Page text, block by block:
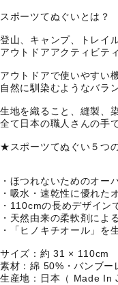
スポーツてぬぐいとは？
登山、キャンプ、トレイ
アウトドアアクティビテ
アウトドアで使いやすい
自然に馴染むようなバラ
生地を織ること、縫製、
全て日本の職人さんの手
★スポーツてぬぐい５つ
・ほつれないためのオー
・吸水・速乾性に優れた
・110cmの長めデザイン
・天然由来の柔軟剤によ
・「ヒノキチオール」を
サイズ：約 31 × 110cm
素材：綿 50%・バンブー
生産地：日本（ Made In